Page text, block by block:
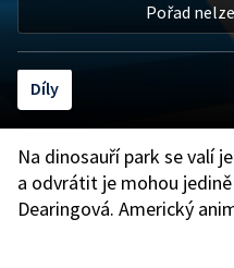
Pořad
Díly
Na dinosauří park se valí
a odvrátit je mohou jedině
Dearingová. Americký